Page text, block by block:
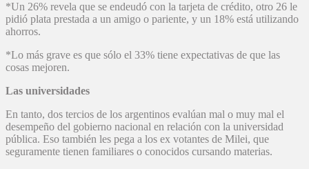
*Un 26% revela que se endeudó con la tarjeta de crédito, otro 26 le
pidió plata prestada a un amigo o pariente, y un 18% está utilizando
ahorros.
*Lo más grave es que sólo el 33% tiene expectativas de que las
cosas mejoren.
Las universidades
En tanto, dos tercios de los argentinos evalúan mal o muy mal el
desempeño del gobierno nacional en relación con la universidad
pública. Eso también les pega a los ex votantes de Milei, que
seguramente tienen familiares o conocidos cursando materias.